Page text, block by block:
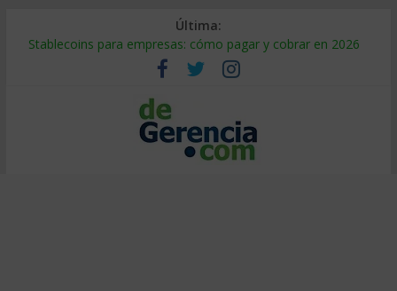
Última:
Stablecoins para empresas: cómo pagar y cobrar en 2026
Despido silencioso: qué es y por qué sale tan caro
IA en selección de personal: cómo auditarla a tiempo
Trabajo forzoso en la cadena de suministro: qué hacer
Mercado hispano de EE. UU.: cómo segmentarlo y venderle